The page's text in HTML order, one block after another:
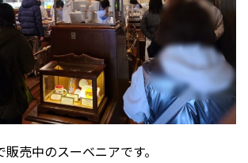
売中のスーベニアです。